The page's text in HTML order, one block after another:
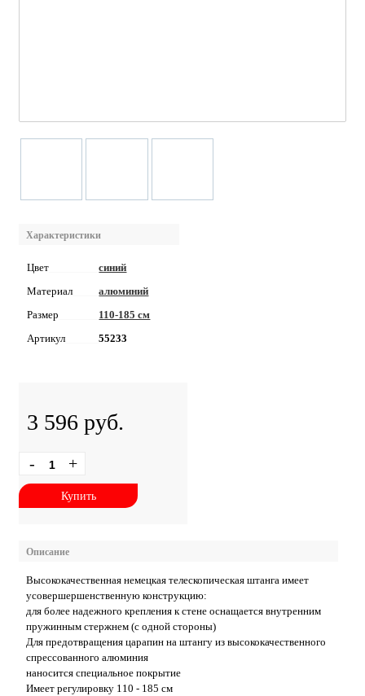
Характеристики
Цвет
синий
Материал
алюминий
Размер
110-185 см
Артикул
55233
3 596 руб.
- +
Купить
Описание
Высококачественная немецкая телескопическая штанга имеет
усовершершенственную конструкцию:
для более надежного крепления к стене оснащается внутренним
пружинным стержнем (с одной стороны)
Для предотвращения царапин на штангу из высококачественного
спрессованного алюминия
наносится специальное покрытие
Имеет регулировку 110 - 185 см